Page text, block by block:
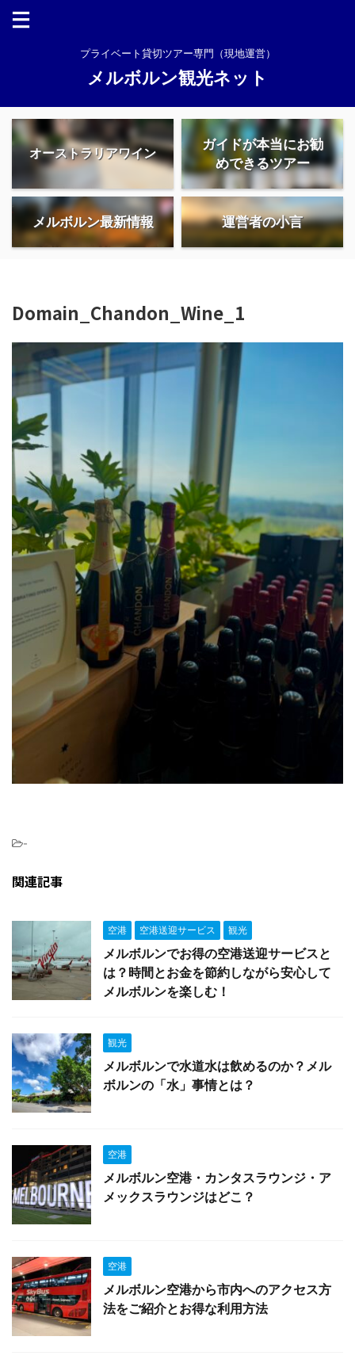
プライベート貸切ツアー専門（現地運営）
メルボルン観光ネット
オーストラリアワイン
ガイドが本当にお勧
めできるツアー
メルボルン最新情報 運営者の小言
Domain_Chandon_Wine_1
-
関連記事
空港 空港送迎サービス 観光
メルボルンでお得の空港送迎サービスと
は？時間とお金を節約しながら安心して
メルボルンを楽しむ！
観光
メルボルンで水道水は飲めるのか？メル
ボルンの「水」事情とは？
空港
メルボルン空港・カンタスラウンジ・ア
メックスラウンジはどこ？
空港
メルボルン空港から市内へのアクセス方
法をご紹介とお得な利用方法